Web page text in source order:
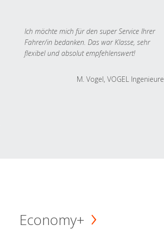
Ich möchte mich für den super Service Ihrer
Fahrer/in bedanken. Das war Klasse, sehr
flexibel und absolut empfehlenswert!
M. Vogel, VOGEL Ingenieure
Economy+